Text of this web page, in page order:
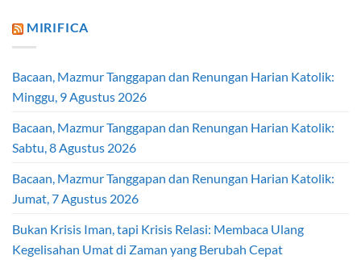
MIRIFICA
Bacaan, Mazmur Tanggapan dan Renungan Harian Katolik:
Minggu, 9 Agustus 2026
Bacaan, Mazmur Tanggapan dan Renungan Harian Katolik:
Sabtu, 8 Agustus 2026
Bacaan, Mazmur Tanggapan dan Renungan Harian Katolik:
Jumat, 7 Agustus 2026
Bukan Krisis Iman, tapi Krisis Relasi: Membaca Ulang
Kegelisahan Umat di Zaman yang Berubah Cepat